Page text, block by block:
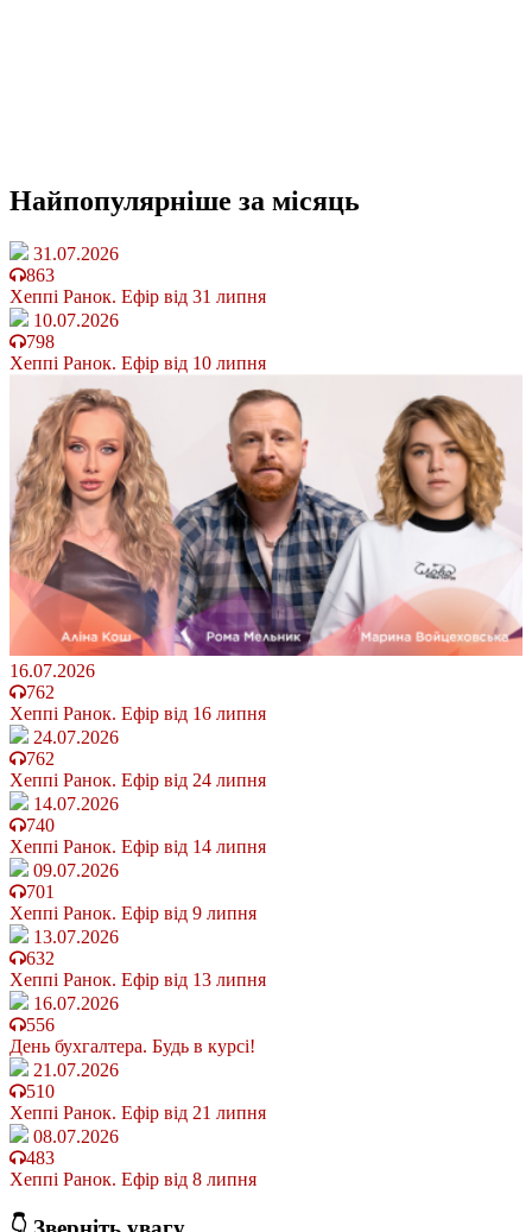
Найпопулярніше за місяць
31.07.2026
863
Хеппі Ранок. Ефір від 31 липня
10.07.2026
798
Хеппі Ранок. Ефір від 10 липня
16.07.2026
762
Хеппі Ранок. Ефір від 16 липня
24.07.2026
762
Хеппі Ранок. Ефір від 24 липня
14.07.2026
740
Хеппі Ранок. Ефір від 14 липня
09.07.2026
701
Хеппі Ранок. Ефір від 9 липня
13.07.2026
632
Хеппі Ранок. Ефір від 13 липня
16.07.2026
556
День бухгалтера. Будь в курсі!
21.07.2026
510
Хеппі Ранок. Ефір від 21 липня
08.07.2026
483
Хеппі Ранок. Ефір від 8 липня